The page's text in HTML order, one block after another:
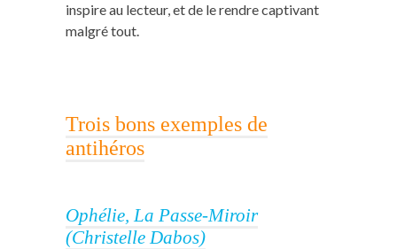
inspire au lecteur, et de le rendre captivant
malgré tout.
Trois bons exemples de
antihéros
Ophélie, La Passe-Miroir
(Christelle Dabos)